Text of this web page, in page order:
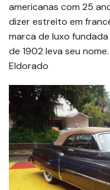
americanas com 25
dizer estreito em
marca de luxo
de 1902 leva seu
Eldorado